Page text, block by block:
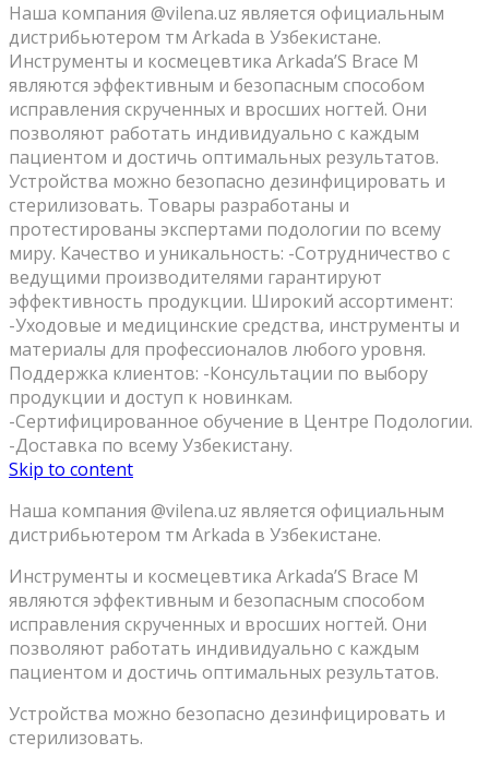
Наша компания @vilena.uz является официальным
дистрибьютером тм Arkada в Узбекистане.
Инструменты и космецевтика Arkada’S Brace M
являются эффективным и безопасным способом
исправления скрученных и вросших ногтей. Они
позволяют работать индивидуально с каждым
пациентом и достичь оптимальных результатов.
Устройства можно безопасно дезинфицировать и
стерилизовать. Товары разработаны и
протестированы экспертами подологии по всему
миру. Качество и уникальность: -Сотрудничество с
ведущими производителями гарантируют
эффективность продукции. Широкий ассортимент:
-Уходовые и медицинские средства, инструменты и
материалы для профессионалов любого уровня.
Поддержка клиентов: -Консультации по выбору
продукции и доступ к новинкам.
-Сертифицированное обучение в Центре Подологии.
-Доставка по всему Узбекистану.
Skip to content
Наша компания @vilena.uz является официальным
дистрибьютером тм Arkada в Узбекистане.
Инструменты и космецевтика Arkada’S Brace M
являются эффективным и безопасным способом
исправления скрученных и вросших ногтей. Они
позволяют работать индивидуально с каждым
пациентом и достичь оптимальных результатов.
Устройства можно безопасно дезинфицировать и
стерилизовать.